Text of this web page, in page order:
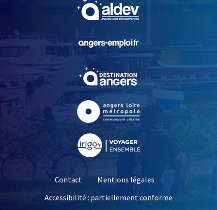
, Ouvre une nouvelle
, Ouvre une nouvelle
Contact
Mentions légales
Accessibilité : partiellement conforme